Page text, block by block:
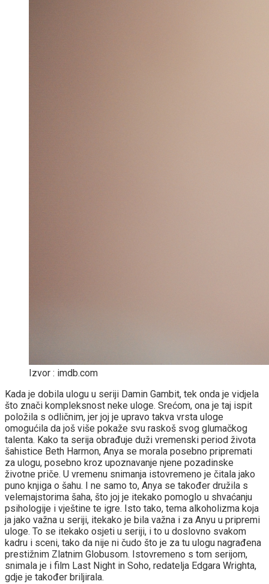
Izvor : imdb.com
Kada je dobila ulogu u seriji Damin Gambit, tek onda je vidjela
što znači kompleksnost neke uloge. Srećom, ona je taj ispit
položila s odličnim, jer joj je upravo takva vrsta uloge
omogućila da još više pokaže svu raskoš svog glumačkog
talenta. Kako ta serija obrađuje duži vremenski period života
šahistice Beth Harmon, Anya se morala posebno pripremati
za ulogu, posebno kroz upoznavanje njene pozadinske
životne priče. U vremenu snimanja istovremeno je čitala jako
puno knjiga o šahu. I ne samo to, Anya se također družila s
velemajstorima šaha, što joj je itekako pomoglo u shvaćanju
psihologije i vještine te igre. Isto tako, tema alkoholizma koja
ja jako važna u seriji, itekako je bila važna i za Anyu u pripremi
uloge. To se itekako osjeti u seriji, i to u doslovno svakom
kadru i sceni, tako da nije ni čudo što je za tu ulogu nagrađena
prestižnim Zlatnim Globusom. Istovremeno s tom serijom,
snimala je i film Last Night in Soho, redatelja Edgara Wrighta,
gdje je također briljirala.